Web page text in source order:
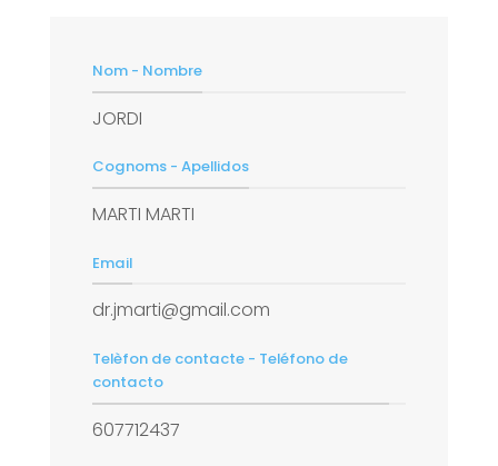
Nom - Nombre
JORDI
Cognoms - Apellidos
MARTI MARTI
Email
dr.jmarti@gmail.com
Telèfon de contacte - Teléfono de
contacto
607712437